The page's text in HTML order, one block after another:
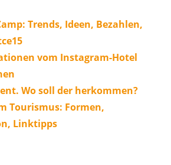
Trends, Ideen, Bezahlen,
vom Instagram-Hotel
Wo soll der herkommen?
Tourismus: Formen,
Linktipps